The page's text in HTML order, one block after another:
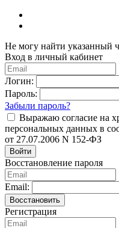
Не могу найти указанный
Вход в личный кабинет
Логин:
Пароль:
Забыли пароль?
Выражаю согласие на
персональных данных в
от 27.07.2006 N 152-ФЗ
Войти
Восстановление пароля
Email:
Восстановить
Регистрация